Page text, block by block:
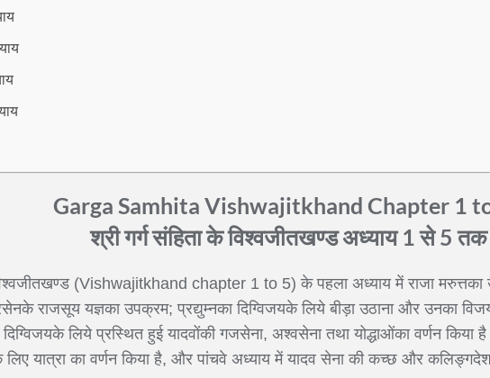
Garga Samhita Vishwajitkhand Chapter 1
श्री गर्ग संहिता के विश्वजीतखण्ड अध्याय 1 से 5 तक
(Vishwajitkhand chapter 1 to 5) के पहला अध्याय में राजा मरुत्तका
राजसूय यज्ञका उपक्रम; प्रद्युम्नका दिग्विजयके लिये बीड़ा उठाना और उनका
लिये प्रस्थित हुई यादवोंकी गजसेना, अश्वसेना तथा योद्धाओंका वर्णन किया
लिए यात्रा का वर्णन किया है, और पांचवे अध्याय में यादव सेना की कच्छ और